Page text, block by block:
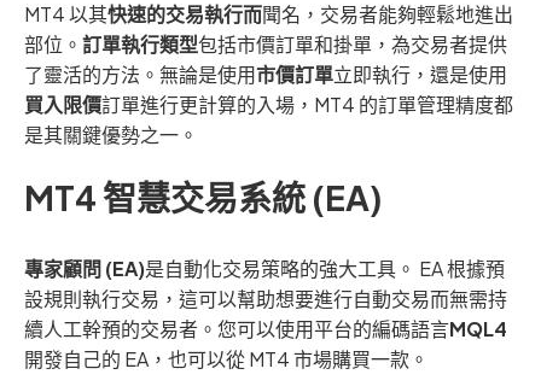
MT4 以其快速的交易執行而聞名，交易者能夠輕鬆地進出
部位。 訂單執行類型包括市價訂單和掛單，為交易者提供
了靈活的方法。無論是使用市價訂單立即執行，還是使用
買入限價訂單進行更計算的入場，MT4 的訂單管理精度都
是其關鍵優勢之一。
MT4 智慧交易系統 (EA)
專家顧問 (EA)是自動化交易策略的強大工具。 EA 根據預
設規則執行交易，這可以幫助想要進行自動交易而無需持
續人工幹預的交易者。您可以使用平台的編碼語言MQL4
開發自己的 EA，也可以從 MT4 市場購買一款。